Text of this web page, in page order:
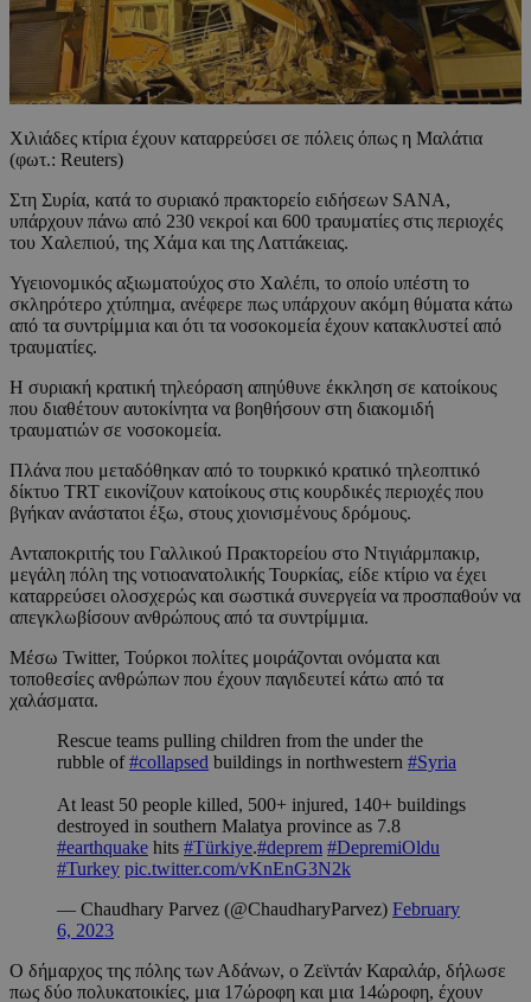
Χιλιάδες κτίρια έχουν καταρρεύσει σε πόλεις όπως η Μαλάτια
(φωτ.: Reuters)
Στη Συρία, κατά το συριακό πρακτορείο ειδήσεων SANA,
υπάρχουν πάνω από 230 νεκροί και 600 τραυματίες στις περιοχές
του Χαλεπιού, της Χάμα και της Λαττάκειας.
Υγειονομικός αξιωματούχος στο Χαλέπι, το οποίο υπέστη το
σκληρότερο χτύπημα, ανέφερε πως υπάρχουν ακόμη θύματα κάτω
από τα συντρίμμια και ότι τα νοσοκομεία έχουν κατακλυστεί από
τραυματίες.
Η συριακή κρατική τηλεόραση απηύθυνε έκκληση σε κατοίκους
που διαθέτουν αυτοκίνητα να βοηθήσουν στη διακομιδή
τραυματιών σε νοσοκομεία.
Πλάνα που μεταδόθηκαν από το τουρκικό κρατικό τηλεοπτικό
δίκτυο TRT εικονίζουν κατοίκους στις κουρδικές περιοχές που
βγήκαν ανάστατοι έξω, στους χιονισμένους δρόμους.
Ανταποκριτής του Γαλλικού Πρακτορείου στο Ντιγιάρμπακιρ,
μεγάλη πόλη της νοτιοανατολικής Τουρκίας, είδε κτίριο να έχει
καταρρεύσει ολοσχερώς και σωστικά συνεργεία να προσπαθούν να
απεγκλωβίσουν ανθρώπους από τα συντρίμμια.
Μέσω Twitter, Τούρκοι πολίτες μοιράζονται ονόματα και
τοποθεσίες ανθρώπων που έχουν παγιδευτεί κάτω από τα
χαλάσματα.
Rescue teams pulling children from the under the
rubble of#collapsed buildings in northwestern #Syria
At least 50 people killed, 500+ injured, 140+ buildings
destroyed in southern Malatya province as 7.8
#earthquake hits #Türkiye.#deprem #DepremiOldu
#Turkey pic.twitter.com/vKnEnG3N2k
— Chaudhary Parvez (@ChaudharyParvez) February
6, 2023
Ο δήμαρχος της πόλης των Αδάνων, ο Ζεϊντάν Καραλάρ, δήλωσε
πως δύο πολυκατοικίες, μια 17ώροφη και μια 14ώροφη, έχουν